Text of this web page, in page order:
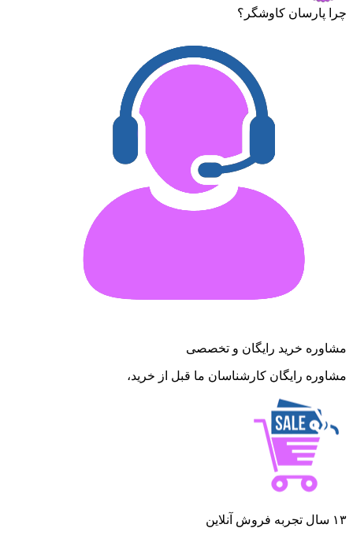
چرا پارسان کاوشگر؟
مشاوره خرید رایگان و تخصصی
مشاوره رایگان کارشناسان ما قبل از خرید،
۱۳ سال تجربه فروش آنلاین